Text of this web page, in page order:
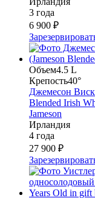
3 года
6 900 ₽
Объем4.5 L
Крепость40°
Джемесон
Blended Irish
Jameson
Ирландия
4 года
27 900 ₽